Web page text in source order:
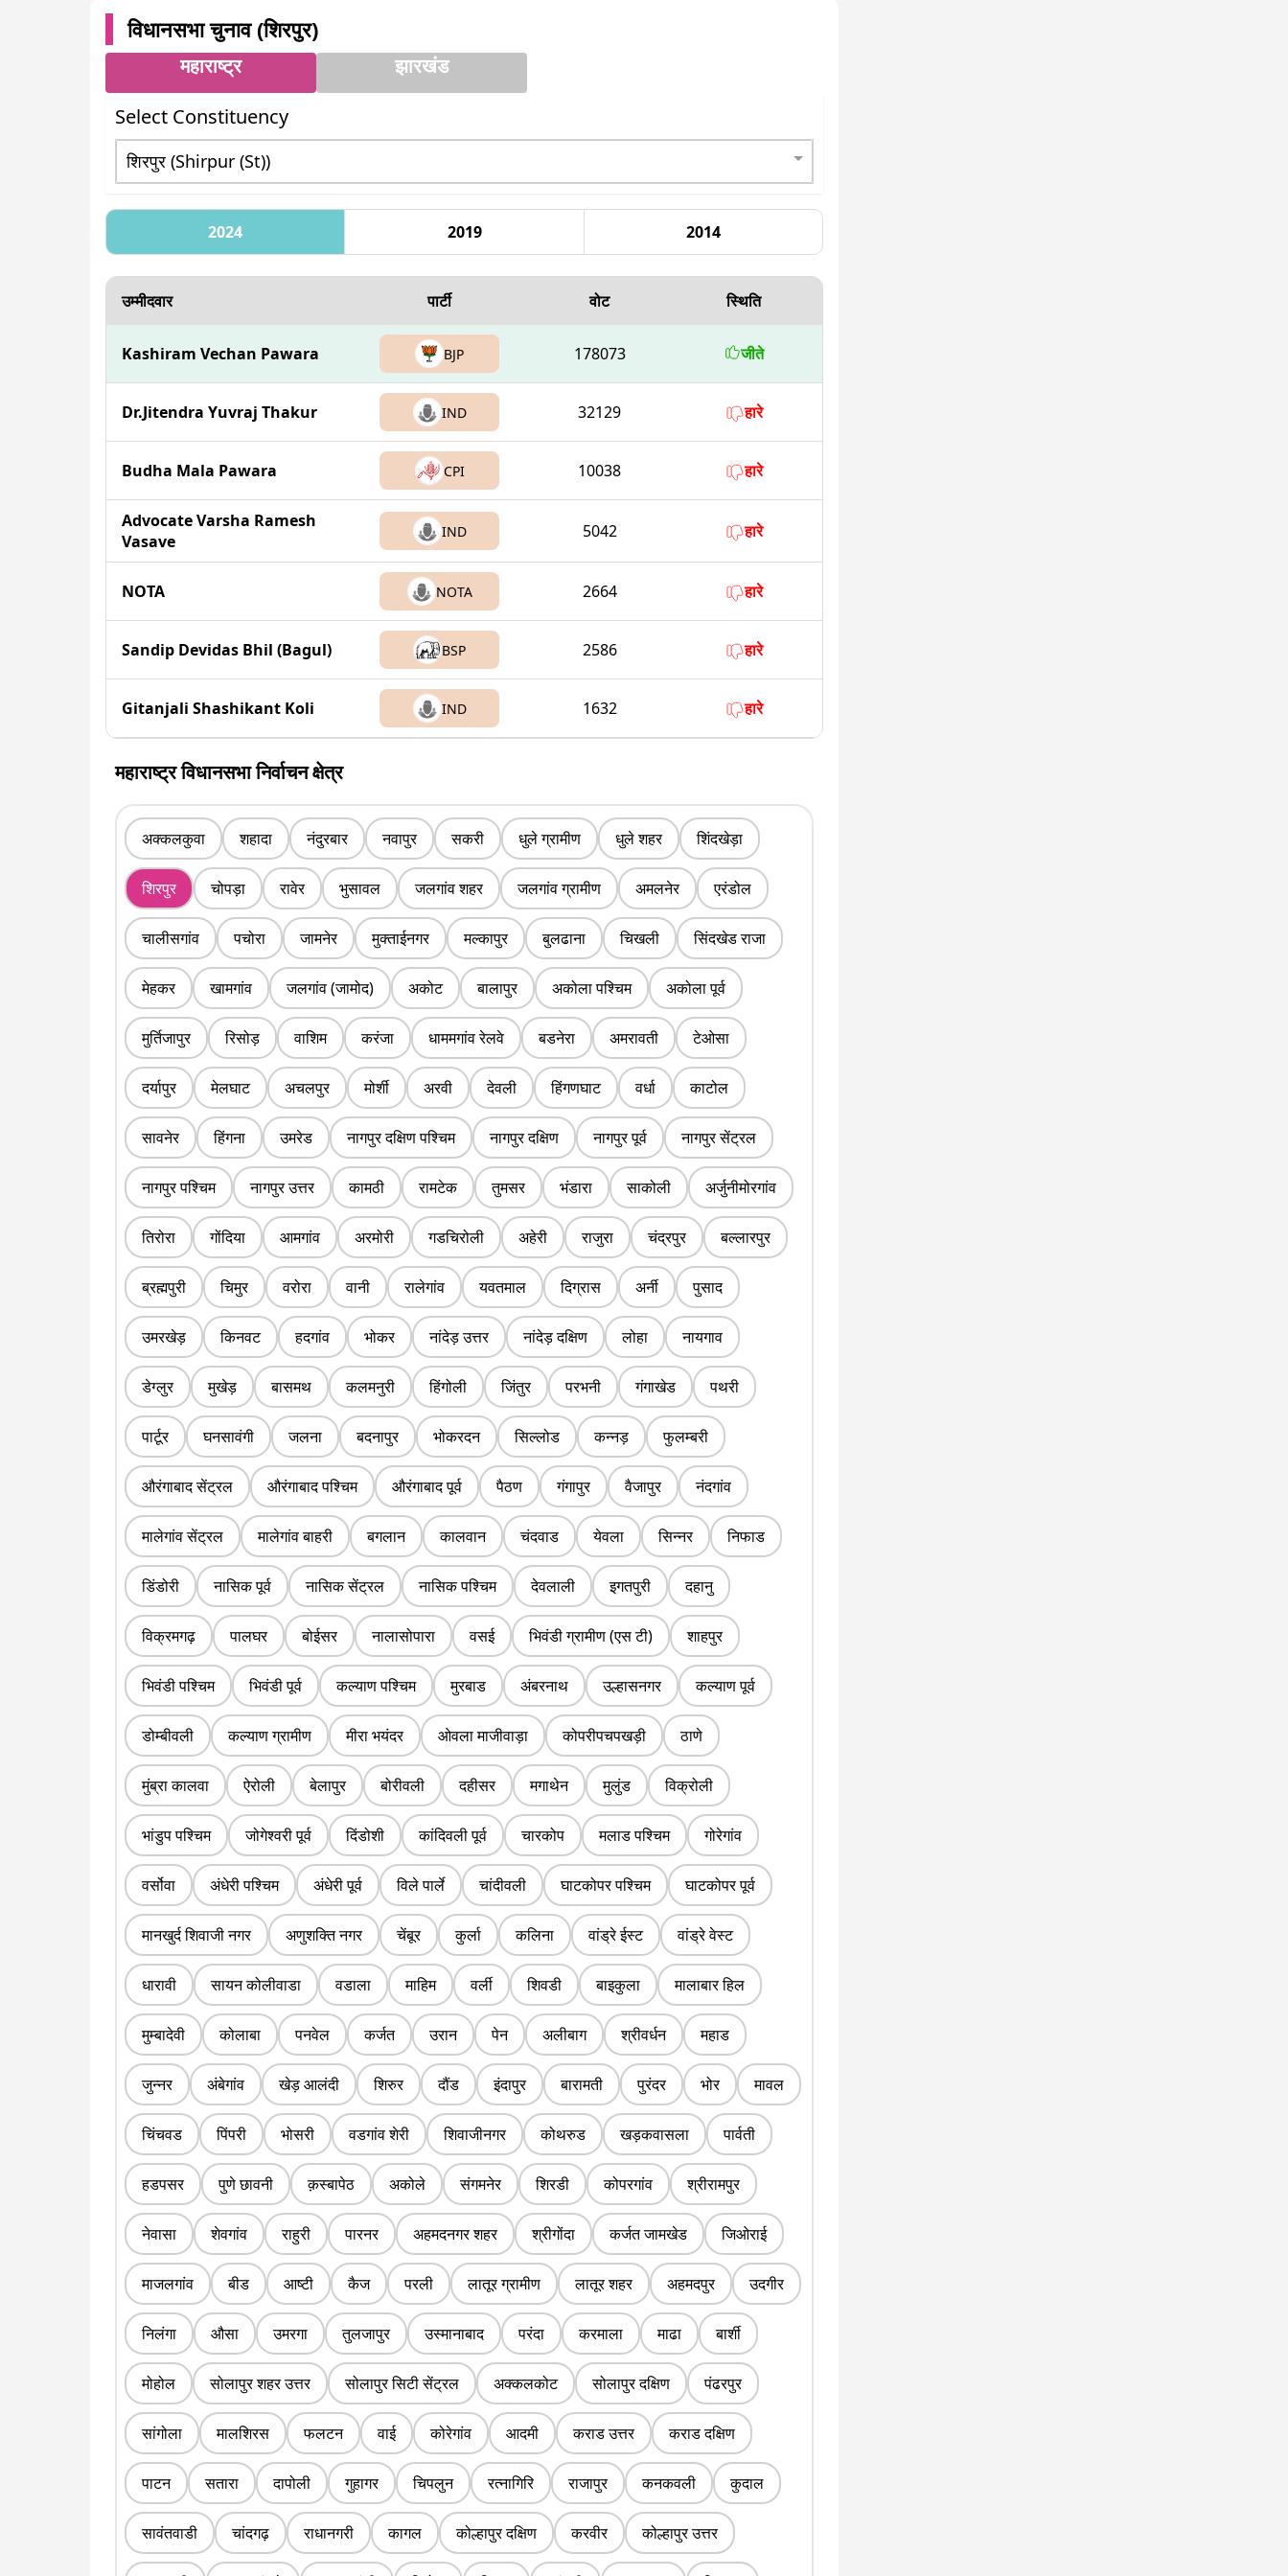
विधानसभा चुनाव (शिरपुर)
महाराष्ट्र
झारखंड
Select Constituency
2024 2019 2014
उम्मीदवार पार्टी वोट स्थिति
Kashiram Vechan Pawara BJP 178073 जीते
Dr.Jitendra Yuvraj Thakur IND 32129 हारे
Budha Mala Pawara CPI 10038 हारे
Advocate Varsha Ramesh
Vasave
IND 5042 हारे
NOTA NOTA 2664 हारे
Sandip Devidas Bhil (Bagul) BSP 2586 हारे
Gitanjali Shashikant Koli IND 1632 हारे
महाराष्ट्र विधानसभा निर्वाचन क्षेत्र
अक्कलकुवा शहादा नंदुरबार नवापुर सकरी धुले ग्रामीण धुले शहर शिंदखेड़ा
शिरपुर चोपड़ा रावेर भुसावल जलगांव शहर जलगांव ग्रामीण अमलनेर एरंडोल
चालीसगांव पचोरा जामनेर मुक्ताईनगर मल्कापुर बुलढाना चिखली सिंदखेड राजा
मेहकर खामगांव जलगांव (जामोद) अकोट बालापुर अकोला पश्चिम अकोला पूर्व
मुर्तिजापुर रिसोड़ वाशिम करंजा धाममगांव रेलवे बडनेरा अमरावती टेओसा
दर्यापुर मेलघाट अचलपुर मोर्शी अरवी देवली हिंगणघाट वर्धा काटोल
सावनेर हिंगना उमरेड नागपुर दक्षिण पश्चिम नागपुर दक्षिण नागपुर पूर्व नागपुर सेंट्रल
नागपुर पश्चिम नागपुर उत्तर कामठी रामटेक तुमसर भंडारा साकोली अर्जुनीमोरगांव
तिरोरा गोंदिया आमगांव अरमोरी गडचिरोली अहेरी राजुरा चंद्रपुर बल्लारपुर
ब्रह्मपुरी चिमुर वरोरा वानी रालेगांव यवतमाल दिग्रास अर्नी पुसाद
उमरखेड़ किनवट हदगांव भोकर नांदेड़ उत्तर नांदेड़ दक्षिण लोहा नायगाव
डेग्लुर मुखेड़ बासमथ कलमनुरी हिंगोली जिंतुर परभनी गंगाखेड पथरी
पार्टूर घनसावंगी जलना बदनापुर भोकरदन सिल्लोड कन्नड़ फुलम्बरी
औरंगाबाद सेंट्रल औरंगाबाद पश्चिम औरंगाबाद पूर्व पैठण गंगापुर वैजापुर नंदगांव
मालेगांव सेंट्रल मालेगांव बाहरी बगलान कालवान चंदवाड येवला सिन्नर निफाड
डिंडोरी नासिक पूर्व नासिक सेंट्रल नासिक पश्चिम देवलाली इगतपुरी दहानु
विक्रमगढ़ पालघर बोईसर नालासोपारा वसई भिवंडी ग्रामीण (एस टी) शाहपुर
भिवंडी पश्चिम भिवंडी पूर्व कल्याण पश्चिम मुरबाड अंबरनाथ उल्हासनगर कल्याण पूर्व
डोम्बीवली कल्याण ग्रामीण मीरा भयंदर ओवला माजीवाड़ा कोपरीपचपखड़ी ठाणे
मुंब्रा कालवा ऐरोली बेलापुर बोरीवली दहीसर मगाथेन मुलुंड विक्रोली
भांडुप पश्चिम जोगेश्वरी पूर्व दिंडोशी कांदिवली पूर्व चारकोप मलाड पश्चिम गोरेगांव
वर्सोवा अंधेरी पश्चिम अंधेरी पूर्व विले पार्ले चांदीवली घाटकोपर पश्चिम घाटकोपर पूर्व
मानखुर्द शिवाजी नगर अणुशक्ति नगर चेंबूर कुर्ला कलिना वांड्रे ईस्ट वांड्रे वेस्ट
धारावी सायन कोलीवाडा वडाला माहिम वर्ली शिवडी बाइकुला मालाबार हिल
मुम्बादेवी कोलाबा पनवेल कर्जत उरान पेन अलीबाग श्रीवर्धन महाड
जुन्नर अंबेगांव खेड़ आलंदी शिरुर दौंड इंदापुर बारामती पुरंदर भोर मावल
चिंचवड पिंपरी भोसरी वडगांव शेरी शिवाजीनगर कोथरुड खड़कवासला पार्वती
हडपसर पुणे छावनी क़स्बापेठ अकोले संगमनेर शिरडी कोपरगांव श्रीरामपुर
नेवासा शेवगांव राहुरी पारनर अहमदनगर शहर श्रीगोंदा कर्जत जामखेड जिओराई
माजलगांव बीड आष्टी कैज परली लातूर ग्रामीण लातूर शहर अहमदपुर उदगीर
निलंगा औसा उमरगा तुलजापुर उस्मानाबाद परंदा करमाला माढा बार्शी
मोहोल सोलापुर शहर उत्तर सोलापुर सिटी सेंट्रल अक्कलकोट सोलापुर दक्षिण पंढरपुर
सांगोला मालशिरस फलटन वाई कोरेगांव आदमी कराड उत्तर कराड दक्षिण
पाटन सतारा दापोली गुहागर चिपलुन रत्नागिरि राजापुर कनकवली कुदाल
सावंतवाडी चांदगढ़ राधानगरी कागल कोल्हापुर दक्षिण करवीर कोल्हापुर उत्तर